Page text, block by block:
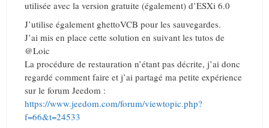
utilisée avec la version gratuite (également) d’ESXi 6.0
J’utilise également ghettoVCB pour les sauvegardes.
J’ai mis en place cette solution en suivant les tutos de
@Loic
La procédure de restauration n’étant pas décrite, j’ai donc
regardé comment faire et j’ai partagé ma petite expérience
sur le forum Jeedom :
https://www.jeedom.com/forum/viewtopic.php?
f=66&t=24533